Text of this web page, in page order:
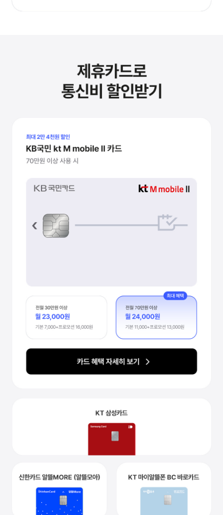
쿠팡 쇼핑금액 1.8% 캐시 적립
제휴카드로 통신비 할인받기
KB국민 kt M mobile Ⅱ 카드
기본 7,000+프로모션 16,000원
기본 11,000+프로모션 13,000원